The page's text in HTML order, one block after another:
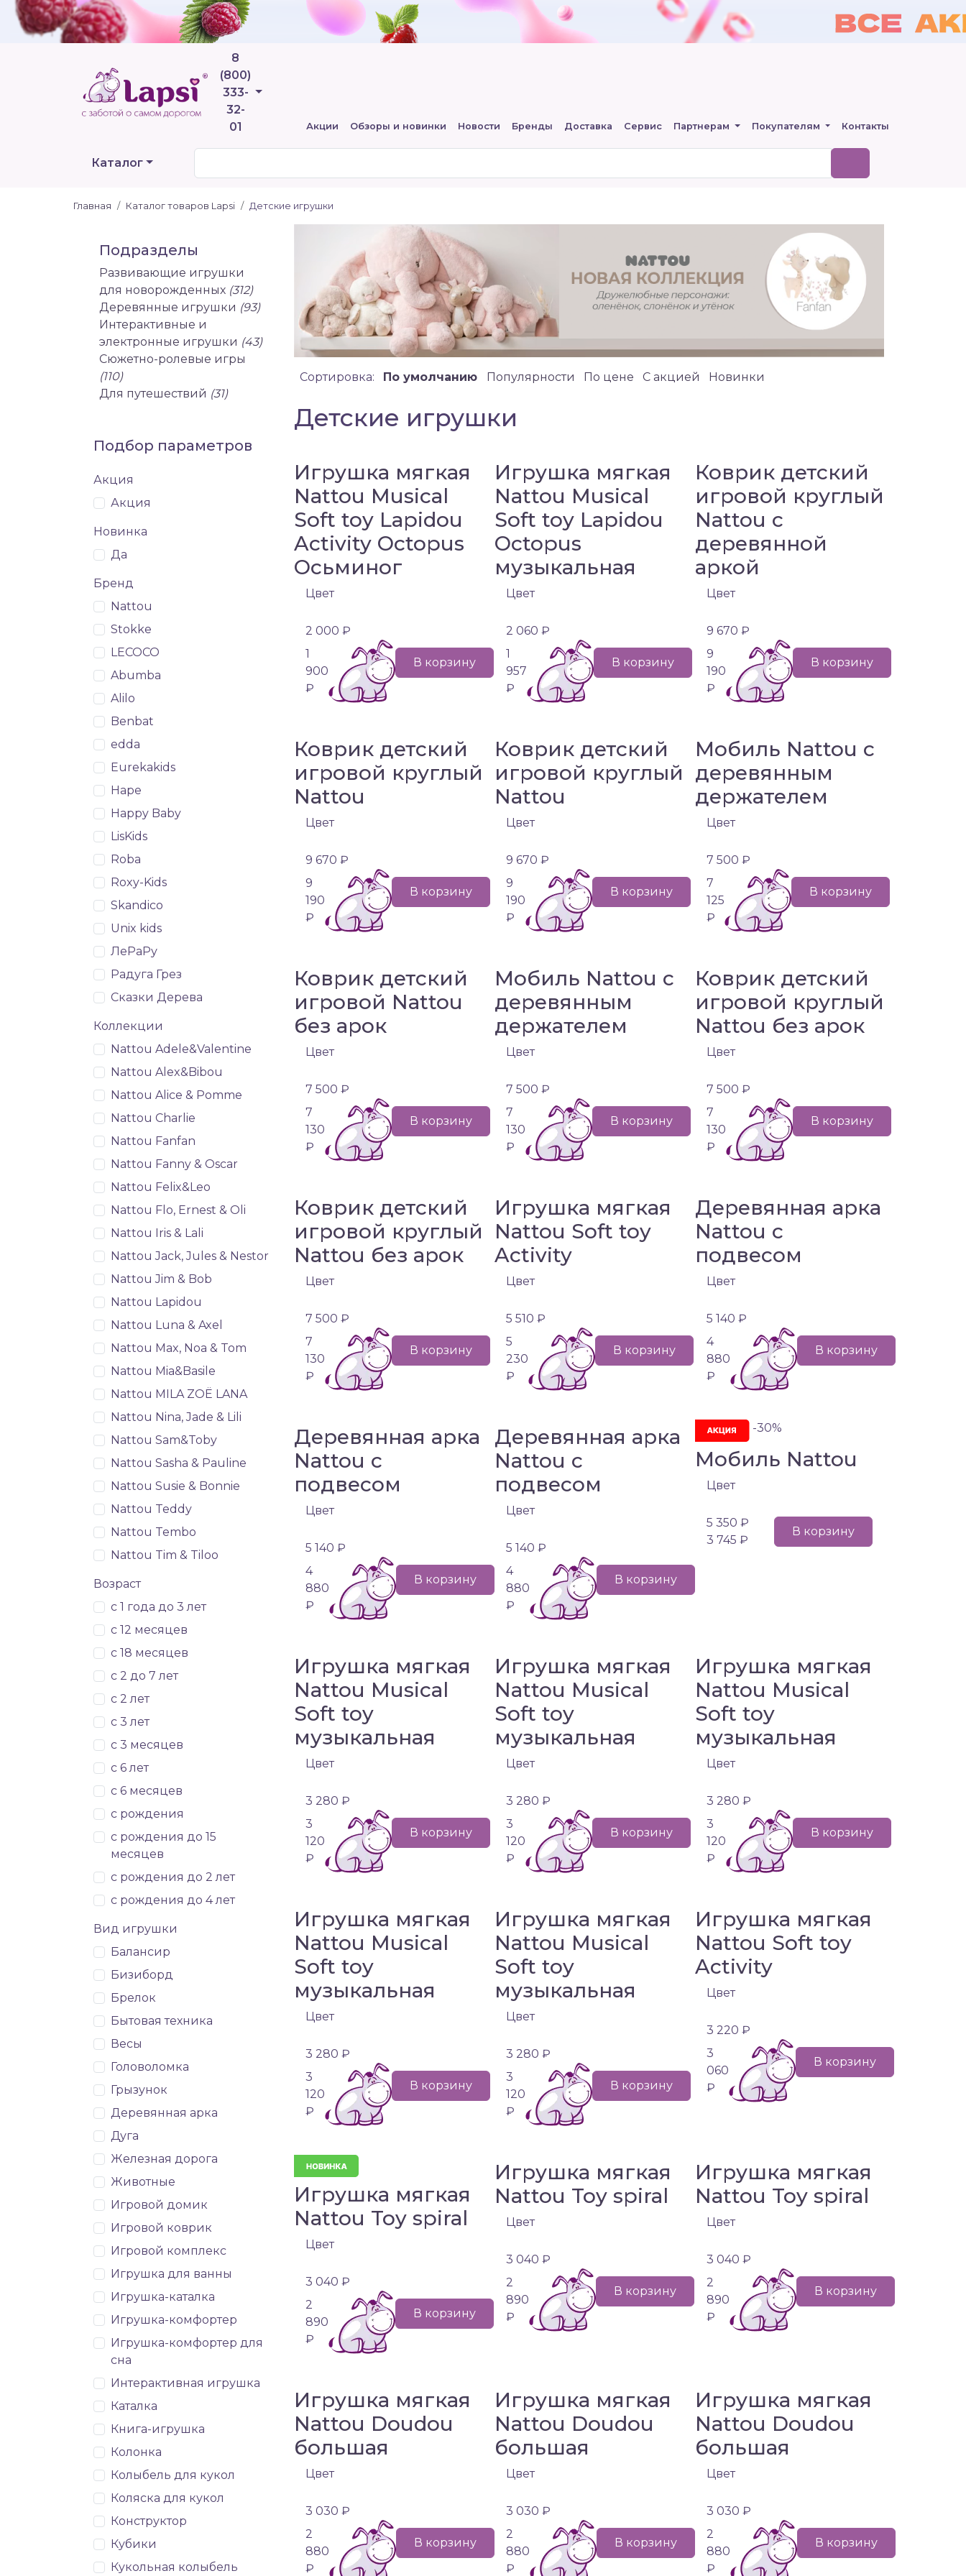
8
(800)
333-
32-
01
Телефоны
Акции Обзоры и новинки Новости Бренды Доставка Сервис Партнерам Покупателям Контакты
Каталог
Главная Каталог товаров Lapsi Детские игрушки
Подразделы
Развивающие игрушки
для новорожденных (312)
Деревянные игрушки (93)
Интерактивные и
электронные игрушки (43)
Сюжетно-ролевые игры
(110)
Для путешествий (31)
Подбор параметров
Акция
Акция
Новинка
Да
Бренд
Nattou
Stokke
LECOCO
Abumba
Alilo
Benbat
edda
Eurekakids
Hape
Happy Baby
LisKids
Roba
Roxy-Kids
Skandico
Unix kids
ЛеРаРу
Радуга Грез
Сказки Дерева
Коллекции
Nattou Adele&Valentine
Nattou Alex&Bibou
Nattou Alice & Pomme
Nattou Charlie
Nattou Fanfan
Nattou Fanny & Oscar
Nattou Felix&Leo
Nattou Flo, Ernest & Oli
Nattou Iris & Lali
Nattou Jack, Jules & Nestor
Nattou Jim & Bob
Nattou Lapidou
Nattou Luna & Axel
Nattou Max, Noa & Tom
Nattou Mia&Basile
Nattou MILA ZOË LANA
Nattou Nina, Jade & Lili
Nattou Sam&Toby
Nattou Sasha & Pauline
Nattou Susie & Bonnie
Nattou Teddy
Nattou Tembo
Nattou Tim & Tiloo
Возраст
с 1 года до 3 лет
с 12 месяцев
с 18 месяцев
с 2 до 7 лет
с 2 лет
с 3 лет
с 3 месяцев
с 6 лет
с 6 месяцев
с рождения
с рождения до 15
месяцев
с рождения до 2 лет
с рождения до 4 лет
Вид игрушки
Балансир
Бизиборд
Брелок
Бытовая техника
Весы
Головоломка
Грызунок
Деревянная арка
Дуга
Железная дорога
Животные
Игровой домик
Игровой коврик
Игровой комплекс
Игрушка для ванны
Игрушка-каталка
Игрушка-комфортер
Игрушка-комфортер для
сна
Интерактивная игрушка
Каталка
Книга-игрушка
Колонка
Колыбель для кукол
Коляска для кукол
Конструктор
Кубики
Кукольная колыбель
Сортировка: По умолчанию Популярности По цене C акцией Новинки
Детские игрушки
Игрушка мягкая
Nattou Musical
Soft toy Lapidou
Activity Octopus
Осьминог
Цвет
2 000 ₽
1
900
₽
В корзину
Игрушка мягкая
Nattou Musical
Soft toy Lapidou
Octopus
музыкальная
Цвет
2 060 ₽
1
957
₽
В корзину
Коврик детский
игровой круглый
Nattou с
деревянной
аркой
Цвет
9 670 ₽
9
190
₽
В корзину
Коврик детский
игровой круглый
Nattou
Цвет
9 670 ₽
9
190
₽
В корзину
Коврик детский
игровой круглый
Nattou
Цвет
9 670 ₽
9
190
₽
В корзину
Мобиль Nattou с
деревянным
держателем
Цвет
7 500 ₽
7
125
₽
В корзину
Коврик детский
игровой Nattou
без арок
Цвет
7 500 ₽
7
130
₽
В корзину
Мобиль Nattou с
деревянным
держателем
Цвет
7 500 ₽
7
130
₽
В корзину
Коврик детский
игровой круглый
Nattou без арок
Цвет
7 500 ₽
7
130
₽
В корзину
Коврик детский
игровой круглый
Nattou без арок
Цвет
7 500 ₽
7
130
₽
В корзину
Игрушка мягкая
Nattou Soft toy
Activity
Цвет
5 510 ₽
5
230
₽
В корзину
Деревянная арка
Nattou с
подвесом
Цвет
5 140 ₽
4
880
₽
В корзину
Деревянная арка
Nattou с
подвесом
Цвет
5 140 ₽
4
880
₽
В корзину
Деревянная арка
Nattou с
подвесом
Цвет
5 140 ₽
4
880
₽
В корзину
-30%
Мобиль Nattou
Цвет
5 350 ₽
3 745 ₽
В корзину
Игрушка мягкая
Nattou Musical
Soft toy
музыкальная
Цвет
3 280 ₽
3
120
₽
В корзину
Игрушка мягкая
Nattou Musical
Soft toy
музыкальная
Цвет
3 280 ₽
3
120
₽
В корзину
Игрушка мягкая
Nattou Musical
Soft toy
музыкальная
Цвет
3 280 ₽
3
120
₽
В корзину
Игрушка мягкая
Nattou Musical
Soft toy
музыкальная
Цвет
3 280 ₽
3
120
₽
В корзину
Игрушка мягкая
Nattou Musical
Soft toy
музыкальная
Цвет
3 280 ₽
3
120
₽
В корзину
Игрушка мягкая
Nattou Soft toy
Activity
Цвет
3 220 ₽
3
060
₽
В корзину
Игрушка мягкая
Nattou Toy spiral
Цвет
3 040 ₽
2
890
₽
В корзину
Игрушка мягкая
Nattou Toy spiral
Цвет
3 040 ₽
2
890
₽
В корзину
Игрушка мягкая
Nattou Toy spiral
Цвет
3 040 ₽
2
890
₽
В корзину
Игрушка мягкая
Nattou Doudou
большая
Цвет
3 030 ₽
2
880
₽
В корзину
Игрушка мягкая
Nattou Doudou
большая
Цвет
3 030 ₽
2
880
₽
В корзину
Игрушка мягкая
Nattou Doudou
большая
Цвет
3 030 ₽
2
880
₽
В корзину